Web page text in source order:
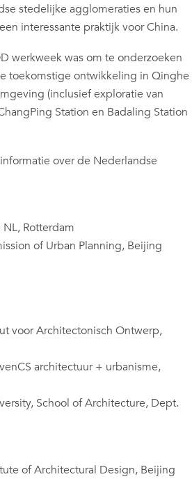
stedelijke agglomeraties en hun
interessante praktijk voor China.
werkweek was om te onderzoeken
toekomstige ontwikkeling in Qinghe
(inclusief exploratie van
Station en Badaling Station
over de Nederlandse
Rotterdam
of Urban Planning, Beijing
voor Architectonisch Ontwerp,
architectuur + urbanisme,
School of Architecture, Dept.
of Architectural Design, Beijing